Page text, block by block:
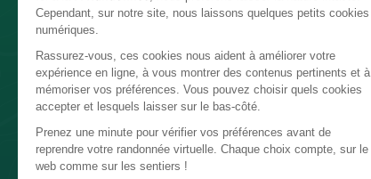
Cependant, sur notre site, nous laissons quelques petits cookies
numériques.
Rassurez-vous, ces cookies nous aident à améliorer votre
expérience en ligne, à vous montrer des contenus pertinents et à
mémoriser vos préférences. Vous pouvez choisir quels cookies
accepter et lesquels laisser sur le bas-côté.
Prenez une minute pour vérifier vos préférences avant de
reprendre votre randonnée virtuelle. Chaque choix compte, sur le
web comme sur les sentiers !